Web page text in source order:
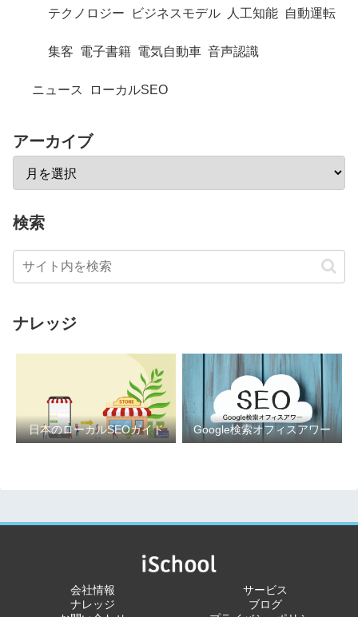
テクノロジー ビジネスモデル 人工知能 自動運転
集客 電子書籍 電気自動車 音声認識
ニュース ローカルSEO
アーカイブ
検索
ナレッジ
日本のローカルSEOガイド Google検索オフィスアワー
会社情報
サービス
ナレッジ
ブログ